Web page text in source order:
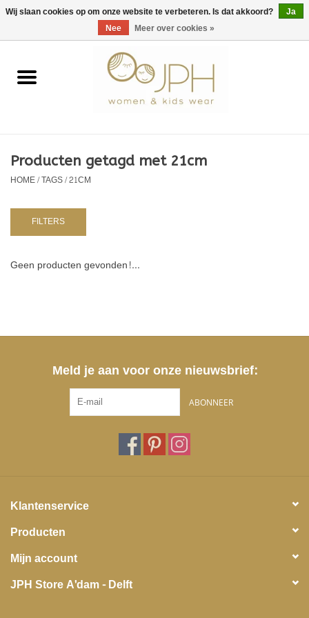
EUR/GBP/USD 0 Artikelen - €0,00
Home
Kids
NURSERY / TABLEWARE
Producten getagd met 21cm
HOME/TAGS/21CM
FILTERS
Geen producten gevonden!...
Meld je aan voor onze nieuwsbrief:
ABONNEER
Klantenservice
Producten
Mijn account
JPH Store A'dam - Delft
Wij slaan cookies op om onze website te verbeteren. Is dat akkoord?
Ja
Nee
Meer over cookies »